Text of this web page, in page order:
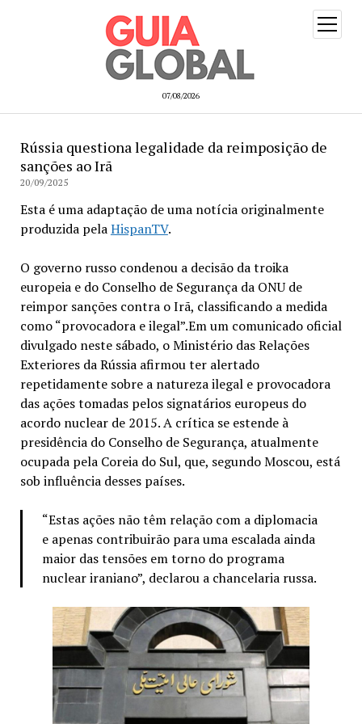
07/08/2026
open
menu
Rússia questiona legalidade da reimposição de
sanções ao Irã
20/09/2025
Esta é uma adaptação de uma notícia originalmente
produzida pelaHispanTV.
O governo russo condenou a decisão da troika
europeia e do Conselho de Segurança da ONU de
reimpor sanções contra o Irã, classificando a medida
como “provocadora e ilegal”.Em um comunicado oficial
divulgado neste sábado, o Ministério das Relações
Exteriores da Rússia afirmou ter alertado
repetidamente sobre a natureza ilegal e provocadora
das ações tomadas pelos signatários europeus do
acordo nuclear de 2015. A crítica se estende à
presidência do Conselho de Segurança, atualmente
ocupada pela Coreia do Sul, que, segundo Moscou, está
sob influência desses países.
“Estas ações não têm relação com a diplomacia
e apenas contribuirão para uma escalada ainda
maior das tensões em torno do programa
nuclear iraniano”, declarou a chancelaria russa.